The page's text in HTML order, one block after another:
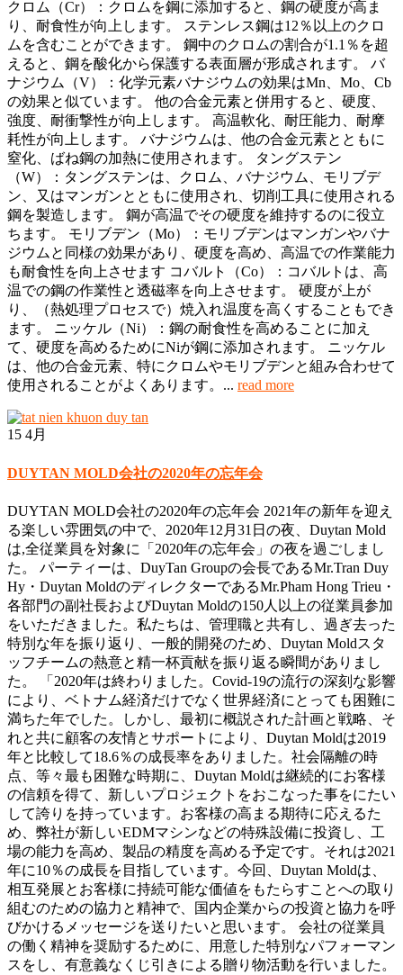
クロム（Cr）：クロムを鋼に添加すると、鋼の硬度が高ま
り、耐食性が向上します。 ステンレス鋼は12％以上のクロ
ムを含むことができます。 鋼中のクロムの割合が1.1％を超
えると、鋼を酸化から保護する表面層が形成されます。 バ
ナジウム（V）：化学元素バナジウムの効果はMn、Mo、Cb
の効果と似ています。 他の合金元素と併用すると、硬度、
強度、耐衝撃性が向上します。 高温軟化、耐圧能力、耐摩
耗性が向上します。 バナジウムは、他の合金元素とともに
窒化、ばね鋼の加熱に使用されます。 タングステン
（W）：タングステンは、クロム、バナジウム、モリブデ
ン、又はマンガンとともに使用され、切削工具に使用される
鋼を製造します。 鋼が高温でその硬度を維持するのに役立
ちます。 モリブデン（Mo）：モリブデンはマンガンやバナ
ジウムと同様の効果があり、硬度を高め、高温での作業能力
も耐食性を向上させます コバルト（Co）：コバルトは、高
温での鋼の作業性と透磁率を向上させます。 硬度が上が
り、（熱処理プロセスで）焼入れ温度を高くすることもでき
ます。 ニッケル（Ni）：鋼の耐食性を高めることに加え
て、硬度を高めるためにNiが鋼に添加されます。 ニッケル
は、他の合金元素、特にクロムやモリブデンと組み合わせて
使用​​されることがよくあります。... read more
15 4月
DUYTAN MOLD会社の2020年の忘年会
DUYTAN MOLD会社の2020年の忘年会 2021年の新年を迎え
る楽しい雰囲気の中で、2020年12月31日の夜、Duytan Mold
は,全従業員を対象に「2020年の忘年会」の夜を過ごしまし
た。 パーティーは、DuyTan Groupの会長であるMr.Tran Duy
Hy・Duytan MoldのディレクターであるMr.Pham Hong Trieu・
各部門の副社長およびDuytan Moldの150人以上の従業員参加
をいただきました。私たちは、管理職と共有し、過ぎ去った
特別な年を振り返り、一般的開発のため、Duytan Moldスタ
ッフチームの熱意と精一杯貢献を振り返る瞬間がありまし
た。 「2020年は終わりました。Covid-19の流行の深刻な影響
により、ベトナム経済だけでなく世界経済にとっても困難に
満ちた年でした。しかし、最初に概説された計画と戦略、そ
れと共に顧客の友情とサポートにより、Duytan Moldは2019
年と比較して18.6％の成長率をありました。社会隔離の時
点、等々最も困難な時期に、Duytan Moldは継続的にお客様
の信頼を得て、新しいプロジェクトをおこなった事をにたい
して誇りを持っています。お客様の高まる期待に応えるた
め、弊社が新しいEDMマシンなどの特殊設備に投資し、工
場の能力を高め、製品の精度を高める予定です。それは2021
年に10％の成長を目指しています。今回、Duytan Moldは、
相互発展とお客様に持続可能な価値をもたらすことへの取り
組むのための協力と精神で、国内企業からの投資と協力を呼
びかけるメッセージを送りたいと思います。 会社の従業員
の働く精神を奨励するために、用意した特別なパフォーマン
スをし、有意義なくじ引きによる贈り物活動を行いました。